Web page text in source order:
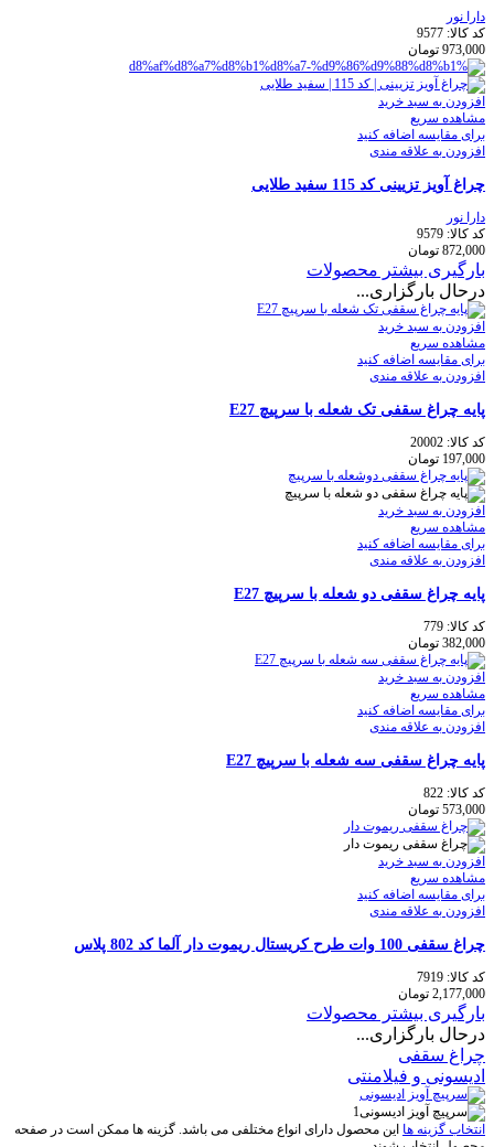
دارا نور
کد کالا: 9577
973,000 تومان
افزودن به سبد خرید
مشاهده سریع
برای مقایسه اضافه کنید
افزودن به علاقه مندی
چراغ آویز تزیینی کد 115 سفيد طلایی
دارا نور
کد کالا: 9579
872,000 تومان
بارگیری بیشتر محصولات
درحال بارگزاری...
افزودن به سبد خرید
مشاهده سریع
برای مقایسه اضافه کنید
افزودن به علاقه مندی
پایه چراغ سقفی تک شعله با سرپیچ E27
کد کالا: 20002
197,000 تومان
افزودن به سبد خرید
مشاهده سریع
برای مقایسه اضافه کنید
افزودن به علاقه مندی
پایه چراغ سقفی دو شعله با سرپیچ E27
کد کالا: 779
382,000 تومان
افزودن به سبد خرید
مشاهده سریع
برای مقایسه اضافه کنید
افزودن به علاقه مندی
پایه چراغ سقفی سه شعله با سرپیچ E27
کد کالا: 822
573,000 تومان
افزودن به سبد خرید
مشاهده سریع
برای مقایسه اضافه کنید
افزودن به علاقه مندی
چراغ سقفی 100 وات طرح کریستال ریموت دار آلما کد 802 پلاس
کد کالا: 7919
2,177,000 تومان
بارگیری بیشتر محصولات
درحال بارگزاری...
چراغ سقفی
ادیسونی و فیلامنتی
انتخاب گزینه ها این محصول دارای انواع مختلفی می باشد. گزینه ها ممکن است در صفحه